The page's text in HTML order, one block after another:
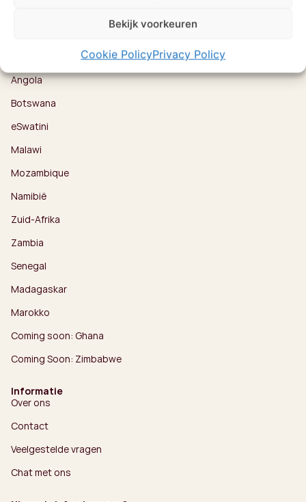
Bekijk voorkeuren
Cookie PolicyPrivacy Policy
Angola
Botswana
eSwatini
Malawi
Mozambique
Namibië
Zuid-Afrika
Zambia
Senegal
Madagaskar
Marokko
Coming soon: Ghana
Coming Soon: Zimbabwe
Informatie
Over ons
Contact
Veelgestelde vragen
Chat met ons